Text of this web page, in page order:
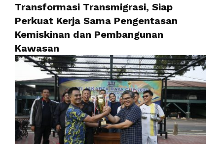
Transformasi Transmigrasi, Siap
Perkuat Kerja Sama Pengentasan
Kemiskinan dan Pembangunan
Kawasan